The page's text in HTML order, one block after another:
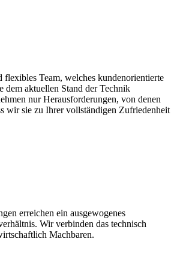
flexibles Team, welches kundenorientierte
dem aktuellen Stand der Technik
nur Herausforderungen, von denen
wir sie zu Ihrer vollständigen Zufriedenheit
erreichen ein ausgewogenes
Wir verbinden das technisch
Machbaren.